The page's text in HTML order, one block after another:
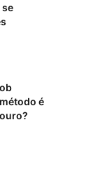
se
é